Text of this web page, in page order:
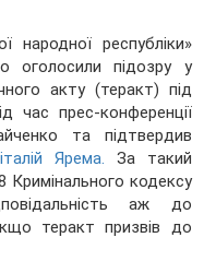
народної республіки»
оголосили підозру у
акту (теракт) під
час прес-конференції
та підтвердив
Ярема. За такий
Кримінального кодексу
аж до
теракт призвів до